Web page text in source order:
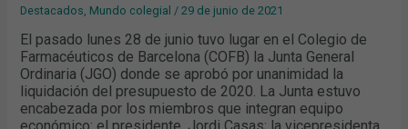
Destacados, Mundo colegial /29 de junio de 2021
El pasado lunes 28 de junio tuvo lugar en el Colegio de
Farmacéuticos de Barcelona (COFB) la Junta General
Ordinaria (JGO) donde se aprobó por unanimidad la
liquidación del presupuesto de 2020. La Junta estuvo
encabezada por los miembros que integran equipo